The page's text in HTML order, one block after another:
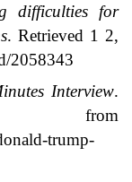
difficulties for
. Retrieved 1 2,
2058343
Interview.
from
trump-